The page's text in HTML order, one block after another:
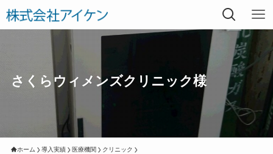
さくらウィメンズクリニック様
ホーム 導入実績 医療機関 クリニック